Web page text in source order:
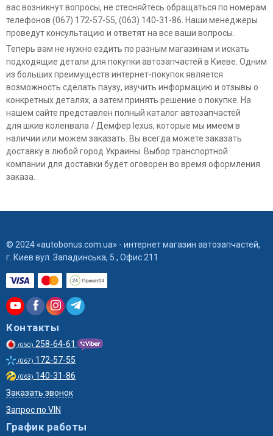
вас возникнут вопросы, не стесняйтесь обращаться по номерам
телефонов (067) 172-57-55, (063) 140-31-86. Наши менеджеры
проведут консультацию и ответят на все ваши вопросы.
Теперь вам не нужно ездить по разным магазинам и искать
подходящие детали для покупки автозапчастей в Киеве. Одним
из больших преимуществ интернет-покупок является
возможность сделать паузу, изучить информацию и отзывы о
конкретных деталях, а затем принять решение о покупке. На
нашем сайте представлен полный каталог автозапчастей
для шкив коленвала / Демфер lexus, которые мы имеем в
наличии или можем заказать. Вы всегда можете заказать
доставку в любой город Украины. Выбор транспортной
компании для доставки будет оговорен во время оформления
заказа.
© 2024 «autobonus.com.ua» - интернет магазин автозапчастей,
г. Киев вул. Западинська, 5 , Офис 211
Контакты
(050) 258-64-61
(067) 172-57-55
(063) 140-31-86
Заказать звонок
Запрос по VIN
График работы